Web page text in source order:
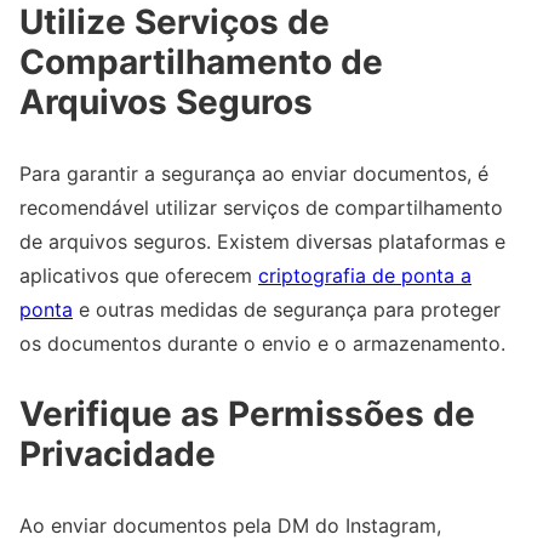
Utilize Serviços de
Compartilhamento de
Arquivos Seguros
Para garantir a segurança ao enviar documentos, é
recomendável utilizar serviços de compartilhamento
de arquivos seguros. Existem diversas plataformas e
aplicativos que oferecem criptografia de ponta a
ponta e outras medidas de segurança para proteger
os documentos durante o envio e o armazenamento.
Verifique as Permissões de
Privacidade
Ao enviar documentos pela DM do Instagram,